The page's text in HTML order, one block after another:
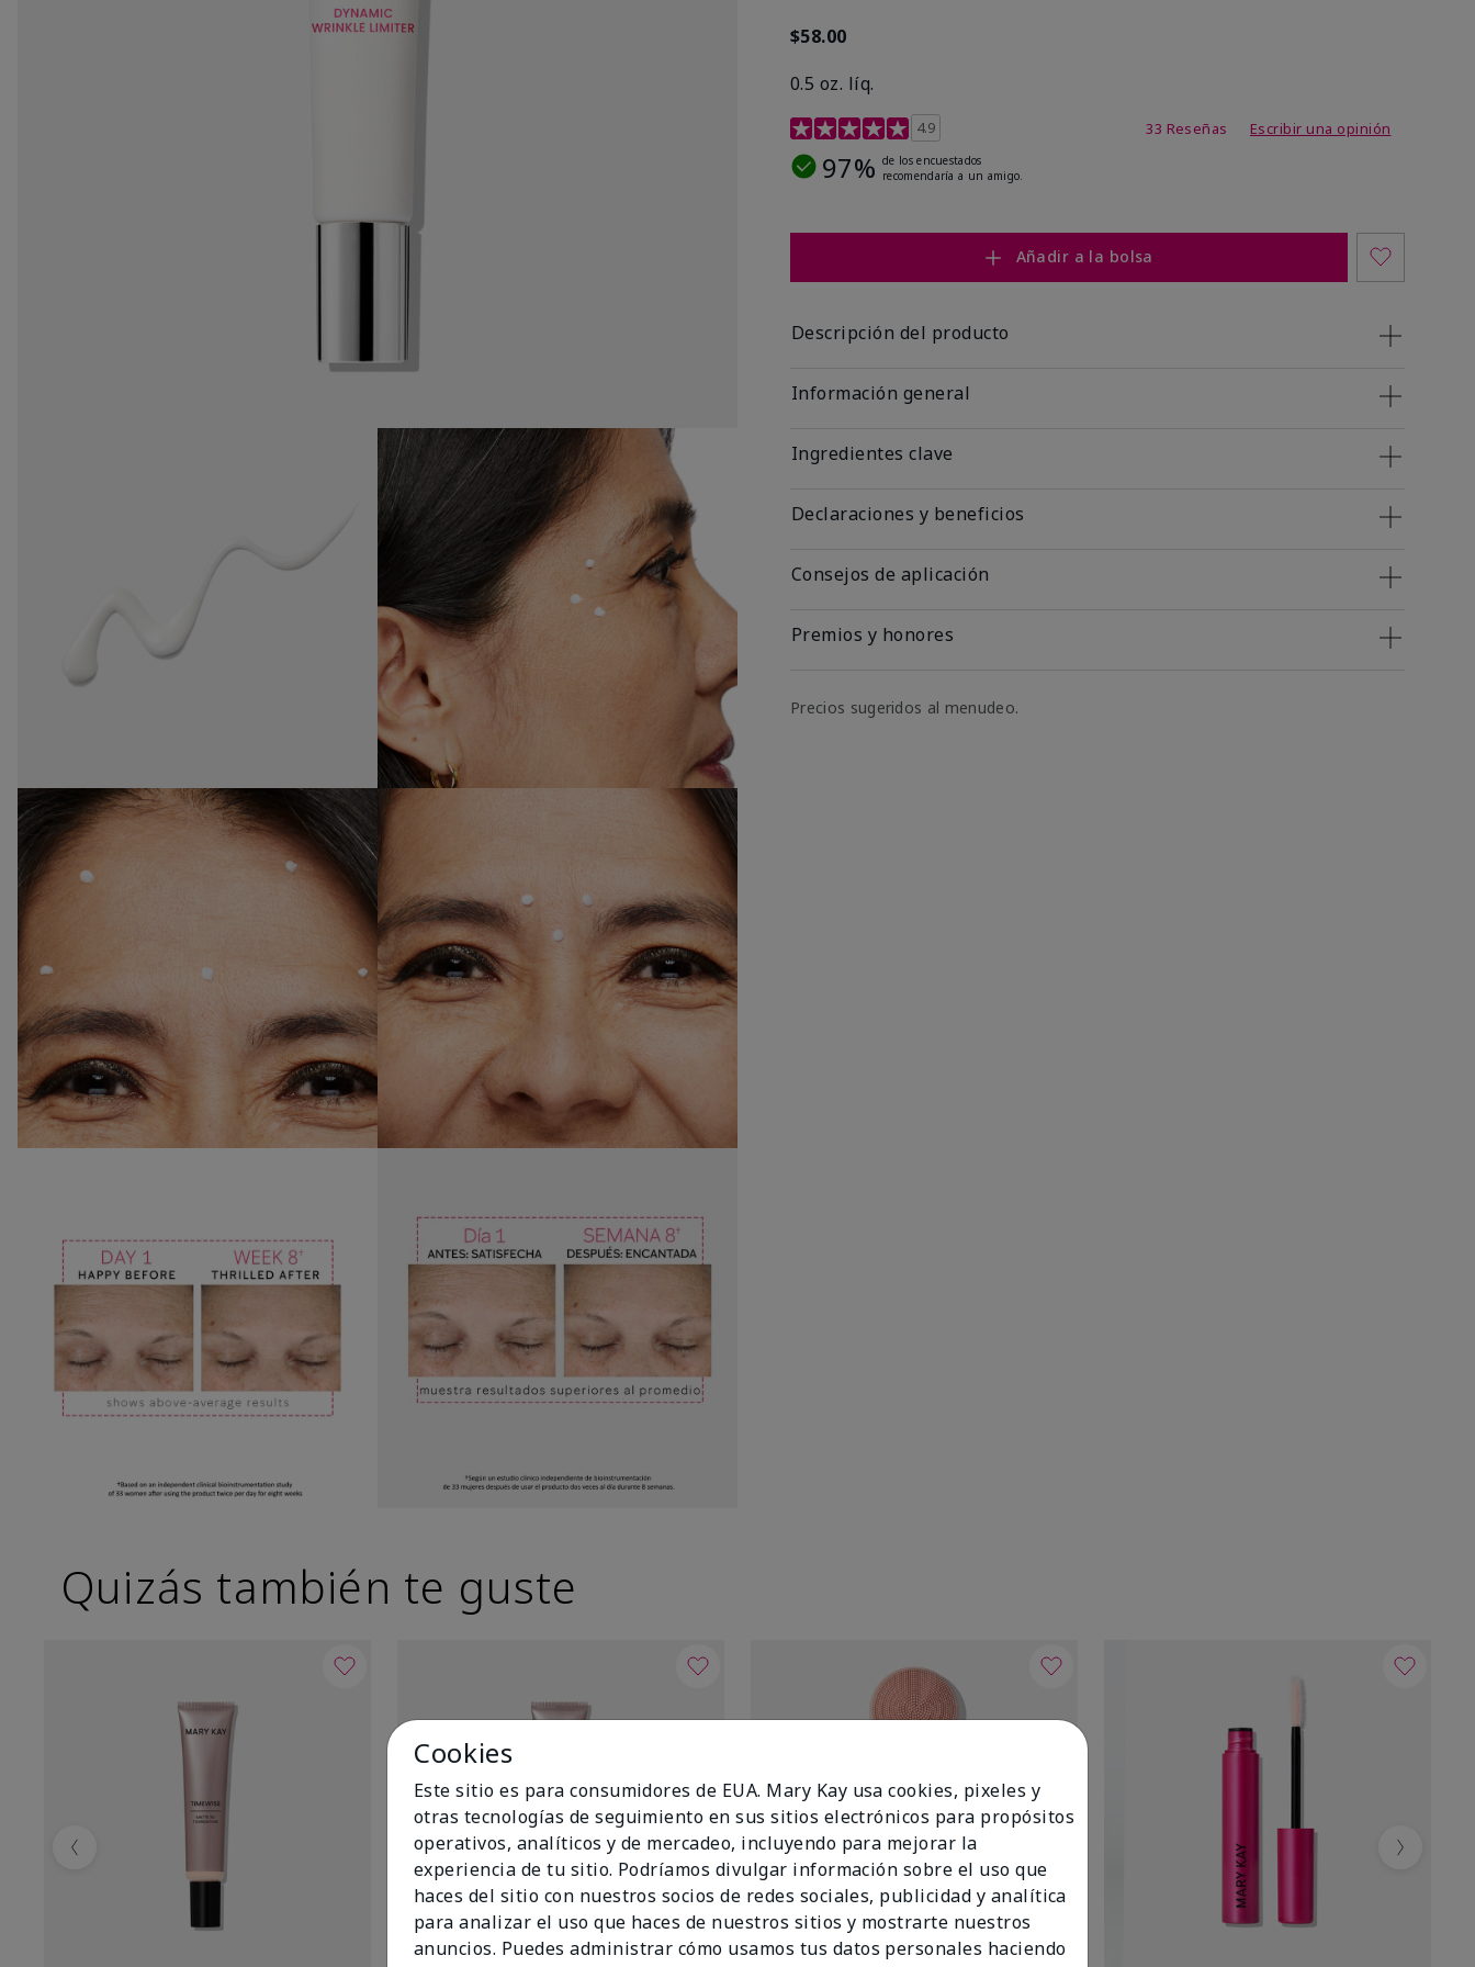
$58.00
0.5 oz. líq.
Calificación de clientes de 4,9 de 5
4.9 33 Reseñas Escribir una opinión
97% de los encuestados
recomendaría a un amigo.
Añadir a la bolsa
Descripción del producto
Información general
Ingredientes clave
Declaraciones y beneficios
Consejos de aplicación
Premios y honores
Precios sugeridos al menudeo.
Quizás también te guste
Previous Next
Cookies
Este sitio es para consumidores de EUA. Mary Kay usa cookies, pixeles y
otras tecnologías de seguimiento en sus sitios electrónicos para propósitos
operativos, analíticos y de mercadeo, incluyendo para mejorar la
experiencia de tu sitio. Podríamos divulgar información sobre el uso que
haces del sitio con nuestros socios de redes sociales, publicidad y analítica
para analizar el uso que haces de nuestros sitios y mostrarte nuestros
anuncios. Puedes administrar cómo usamos tus datos personales haciendo